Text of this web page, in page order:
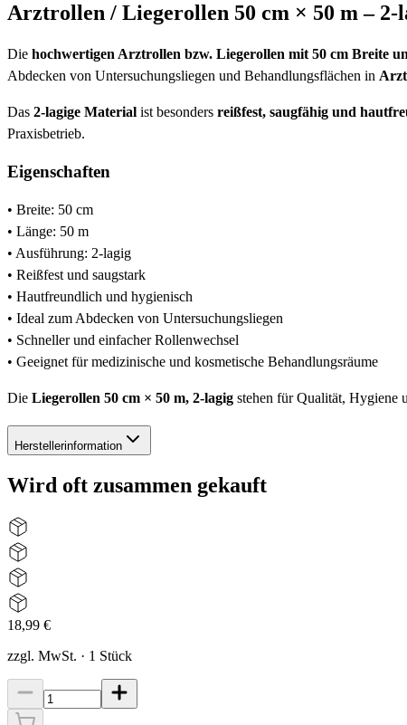
Arztrollen / Liegerollen 50 cm × 50 m – 2-
Die hochwertigen Arztrollen bzw. Liegerollen mit 50 cm Breite
Abdecken von Untersuchungsliegen und Behandlungsflächen in
Das 2-lagige Material ist besonders reißfest, saugfähig und
Praxisbetrieb.
Eigenschaften
• Breite: 50 cm
• Länge: 50 m
• Ausführung: 2-lagig
• Reißfest und saugstark
• Hautfreundlich und hygienisch
• Ideal zum Abdecken von Untersuchungsliegen
• Schneller und einfacher Rollenwechsel
• Geeignet für medizinische und kosmetische Behandlungsräume
Die Liegerollen 50 cm × 50 m, 2-lagig stehen für Qualität, Hygiene
Herstellerinformation
Wird oft zusammen gekauft
18,99 €
zzgl. MwSt. · 1 Stück